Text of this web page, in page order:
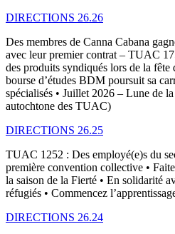
DIRECTIONS 26.26
Des membres de Canna Cabana
avec leur premier contrat – TUAC
des produits syndiqués lors de la fête
bourse d’études BDM poursuit sa
spécialisés • Juillet 2026 – Lune de
autochtone des TUAC)
DIRECTIONS 26.25
TUAC 1252 : Des employé(e)s du
première convention collective •
la saison de la Fierté • En solidarité
réfugiés • Commencez
DIRECTIONS 26.24